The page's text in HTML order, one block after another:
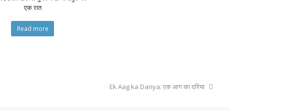
एक रात
Read more
Ek Aag ka Dariya: एक आग का दरिया